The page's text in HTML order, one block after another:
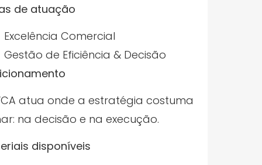
de atuação
Excelência Comercial
Gestão de Eficiência & Decisão
atua onde a estratégia costuma
na decisão e na execução.
disponíveis